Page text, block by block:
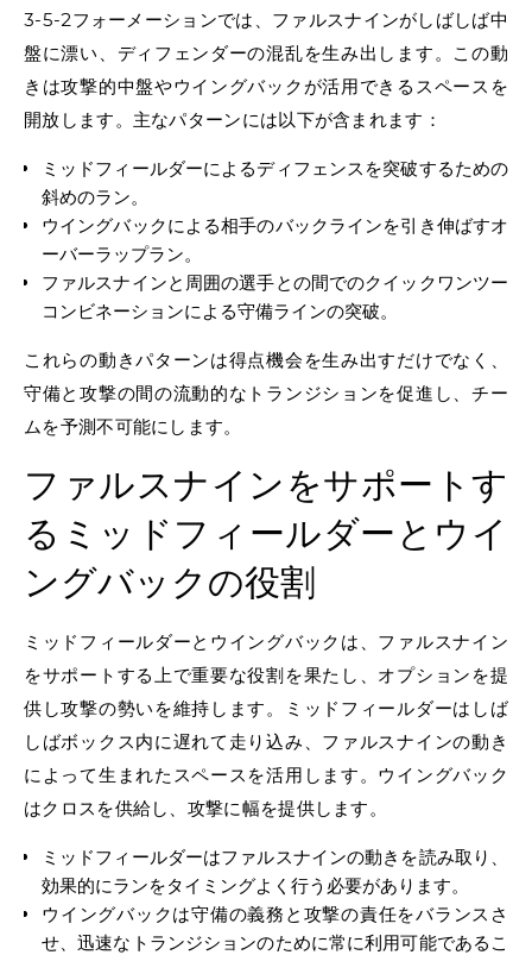
3-5-2フォーメーションでは、ファルスナインがしばしば中
盤に漂い、ディフェンダーの混乱を生み出します。この動
きは攻撃的中盤やウイングバックが活用できるスペースを
開放します。主なパターンには以下が含まれます：
ミッドフィールダーによるディフェンスを突破するための
斜めのラン。
ウイングバックによる相手のバックラインを引き伸ばすオ
ーバーラップラン。
ファルスナインと周囲の選手との間でのクイックワンツー
コンビネーションによる守備ラインの突破。
これらの動きパターンは得点機会を生み出すだけでなく、
守備と攻撃の間の流動的なトランジションを促進し、チー
ムを予測不可能にします。
ファルスナインをサポートす
るミッドフィールダーとウイ
ングバックの役割
ミッドフィールダーとウイングバックは、ファルスナイン
をサポートする上で重要な役割を果たし、オプションを提
供し攻撃の勢いを維持します。ミッドフィールダーはしば
しばボックス内に遅れて走り込み、ファルスナインの動き
によって生まれたスペースを活用します。ウイングバック
はクロスを供給し、攻撃に幅を提供します。
ミッドフィールダーはファルスナインの動きを読み取り、
効果的にランをタイミングよく行う必要があります。
ウイングバックは守備の義務と攻撃の責任をバランスさ
せ、迅速なトランジションのために常に利用可能であるこ